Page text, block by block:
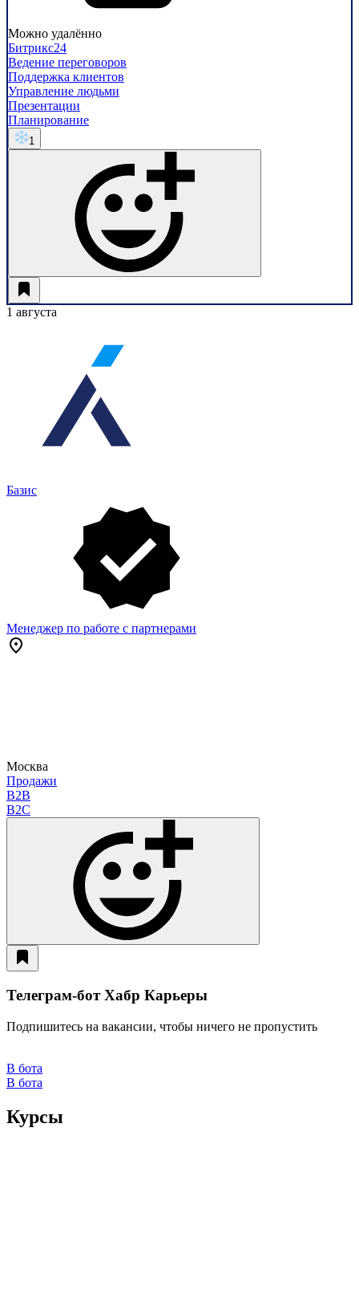
Можно удалённо
Битрикс24
Ведение переговоров
Поддержка клиентов
Управление людьми
Презентации
Планирование
1
1 августа
Базис
Менеджер по работе с партнерами
Москва
Продажи
B2B
B2C
Телеграм-бот Хабр Карьеры
Подпишитесь на вакансии, чтобы ничего не пропустить
В бота
В бота
Курсы